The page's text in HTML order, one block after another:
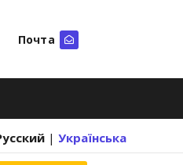
Почта
| Українська